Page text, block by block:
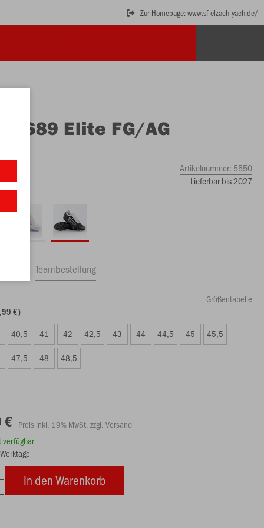
Zur Homepage: www.sf-elzach-yach.de/
RS89 Elite FG/AG
Artikelnummer: 5550
Lieferbar bis 2027
Teambestellung
Größentabelle
€)
40,5 41 42 42,5 43 44 44,5 45 45,5
47,5 48 48,5
€ Preis inkl. 19% MwSt. zzgl. Versand
verfügbar
In den Warenkorb